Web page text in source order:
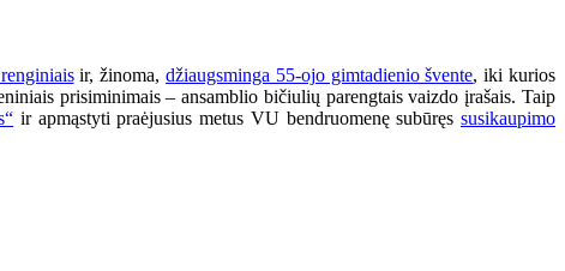
ir, žinoma, džiaugsminga 55-ojo gimtadienio švente, iki kurios
prisiminimais – ansamblio bičiulių parengtais vaizdo įrašais. Taip
ir apmąstyti praėjusius metus VU bendruomenę subūręssusikaupimo